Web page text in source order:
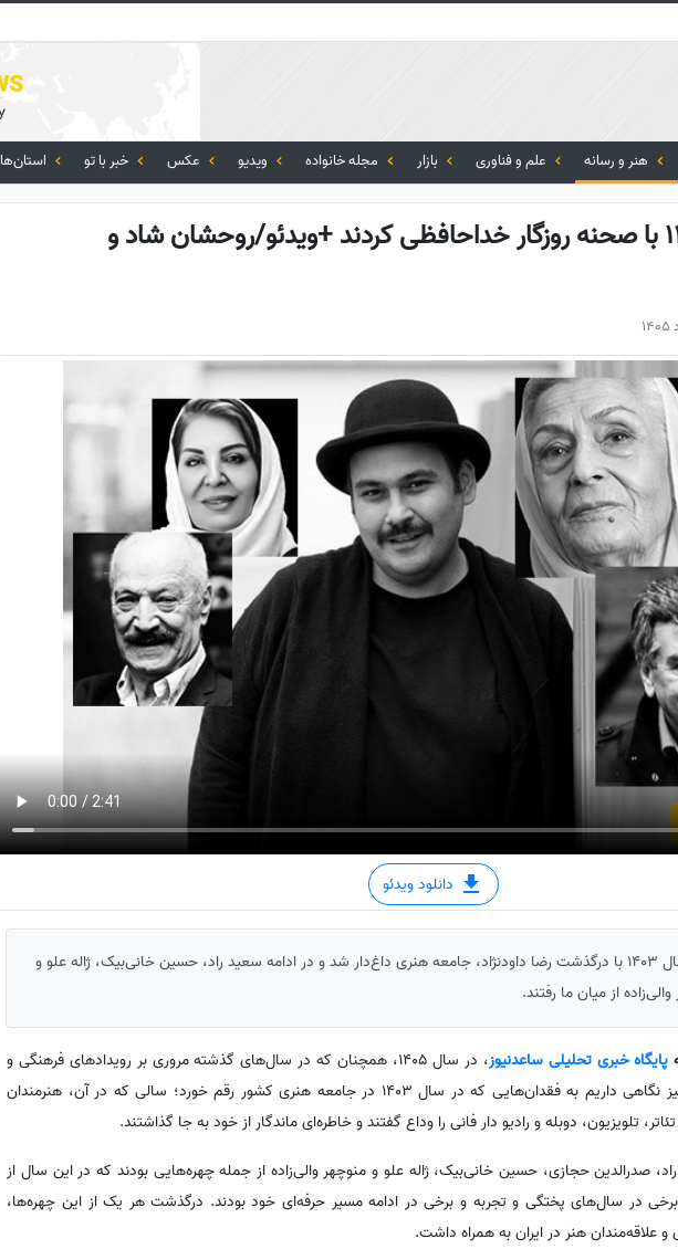
هنر و رسانه علم و فناوری بازار مجله خانواده ویدیو عکس خبر با تو استان‌ها
هنرمندانی که 1403 با صحنه روزگار خداحافظی کردند +ویدئو/روحشان شاد و
دانلود ویدئو
ساعدنیوز: روزهای آغازین سال 1403 با درگذشت رضا داودنژاد، جامعه هنری داغ‌دار شد و در ادامه سعید راد، حسین خانی‌بیک، ژاله علو و
از میان ما رفتند.
پایگاه خبری تحلیلی ساعدنیوز
، در سال 1405، همچنان که در سال‌های گذشته مروری بر رویدادهای فرهنگی و
هنری انجام می‌شود، این بار نیز نگاهی داریم به فقدان‌هایی که در سال 1403 در جامعه هنری کشور رقم خورد؛ سالی که در آن، هنرمندان
تلویزیون، دوبله و رادیو دار فانی را وداع گفتند و خاطره‌ای ماندگار از خود به جا گذاشتند.
حجازی، حسین خانی‌بیک، ژاله علو و منوچهر والی‌زاده از جمله چهره‌هایی بودند که در این سال از
برخی در سال‌های پختگی و تجربه و برخی در ادامه مسیر حرفه‌ای خود بودند. درگذشت هر یک از این چهره‌ها،
علاقه‌مندان هنر در ایران به همراه داشت.